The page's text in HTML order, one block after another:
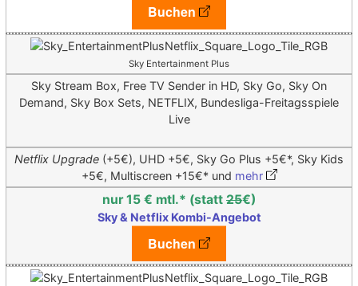
Buchen
Sky Entertainment Plus
Sky Stream Box, Free TV Sender in HD, Sky Go, Sky On
Demand, Sky Box Sets, NETFLIX, Bundesliga-Freitagsspiele
Live
Netflix Upgrade (+5€), UHD +5€, Sky Go Plus +5€*, Sky Kids
+5€, Multiscreen +15€*und mehr
nur 15 € mtl.* (statt 25€)
Sky & Netflix Kombi-Angebot
Buchen